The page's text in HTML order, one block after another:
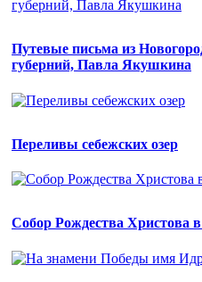
Путевые письма из
губерний, Павла Якушкина
Переливы себежских озер
Собор Рождества Христова